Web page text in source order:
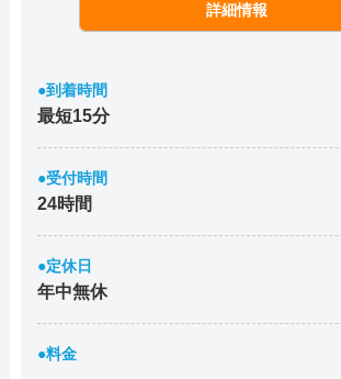
詳細情報
●到着時間
最短15分
●受付時間
24時間
●定休日
年中無休
●料金